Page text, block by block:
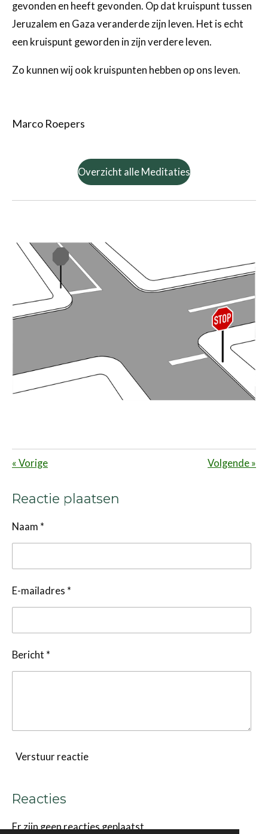
gevonden en heeft gevonden. Op dat kruispunt tussen
Jeruzalem en Gaza veranderde zijn leven. Het is echt
een kruispunt geworden in zijn verdere leven.
Zo kunnen wij ook kruispunten hebben op ons leven.
Marco Roepers
Overzicht alle Meditaties
« Vorige Volgende »
Reactie plaatsen
Naam *
E-mailadres *
Bericht *
Verstuur reactie
Reacties
Er zijn geen reacties geplaatst.